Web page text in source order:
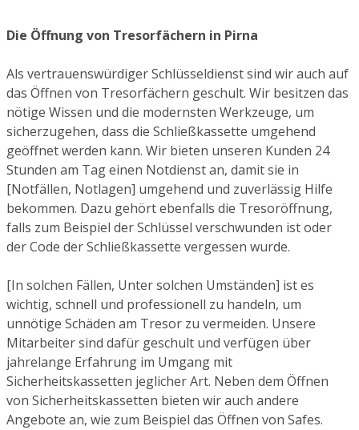
Die Öffnung von Tresorfächern in Pirna
Als vertrauenswürdiger Schlüsseldienst sind wir auch auf
das Öffnen von Tresorfächern geschult. Wir besitzen das
nötige Wissen und die modernsten Werkzeuge, um
sicherzugehen, dass die Schließkassette umgehend
geöffnet werden kann. Wir bieten unseren Kunden 24
Stunden am Tag einen Notdienst an, damit sie in
[Notfällen, Notlagen] umgehend und zuverlässig Hilfe
bekommen. Dazu gehört ebenfalls die Tresoröffnung,
falls zum Beispiel der Schlüssel verschwunden ist oder
der Code der Schließkassette vergessen wurde.
[In solchen Fällen, Unter solchen Umständen] ist es
wichtig, schnell und professionell zu handeln, um
unnötige Schäden am Tresor zu vermeiden. Unsere
Mitarbeiter sind dafür geschult und verfügen über
jahrelange Erfahrung im Umgang mit
Sicherheitskassetten jeglicher Art. Neben dem Öffnen
von Sicherheitskassetten bieten wir auch andere
Angebote an, wie zum Beispiel das Öffnen von Safes.